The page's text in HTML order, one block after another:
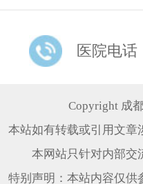
医院电话
Copyright 成
本站如有转载或引用文章
本网站只针对内部交
特别声明：本站内容仅供